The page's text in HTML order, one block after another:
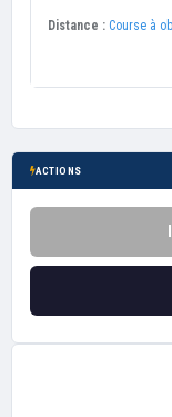
Distance : Course à
ACTIONS